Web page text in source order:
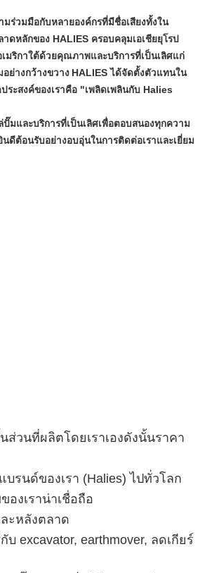
มร่วมมือกับหลายองค์กรที่มีชื่อเสียงทั้งใน
าดหลักของ HALIES ครอบคลุมเอเชียยุโรป
เมริกาใต้ด้วยคุณภาพและบริการที่เป็นเลิศแก่
ย่างกว้างขวาง HALIES ได้จัดตั้งตัวแทนใน
ระสงค์ของเราคือ "เพลิดเพลินกับ Halies
ปั๊มและบริการที่เป็นเลิศเพื่อตอบสนองทุกความ
นดีต้อนรับอย่างอบอุ่นในการติดต่อเราและเยี่ยม
ส่วนที่ผลิตโดยเราเองดังนั้นราคา
บรนด์ของเรา (Halies) ไปทั่วโลก
องเราน่าเชื่อถือ
ะหลังตลาด
บ excavator, earthmover, ลดเกียร์